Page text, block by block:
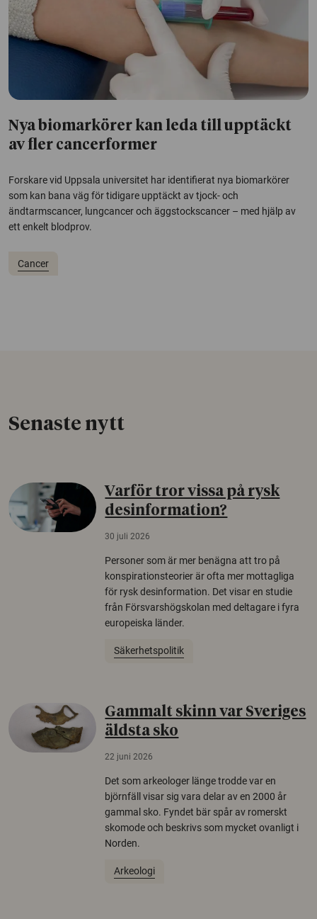
Nya biomarkörer kan leda till upptäckt
av fler cancerformer
Forskare vid Uppsala universitet har identifierat nya biomarkörer
som kan bana väg för tidigare upptäckt av tjock- och
ändtarmscancer, lungcancer och äggstockscancer – med hjälp av
ett enkelt blodprov.
Cancer
Senaste nytt
Varför tror vissa på rysk
desinformation?
30 juli 2026
Personer som är mer benägna att tro på
konspirationsteorier är ofta mer mottagliga
för rysk desinformation. Det visar en studie
från Försvarshögskolan med deltagare i fyra
europeiska länder.
Säkerhetspolitik
Gammalt skinn var Sveriges
äldsta sko
22 juni 2026
Det som arkeologer länge trodde var en
björnfäll visar sig vara delar av en 2000 år
gammal sko. Fyndet bär spår av romerskt
skomode och beskrivs som mycket ovanligt i
Norden.
Arkeologi